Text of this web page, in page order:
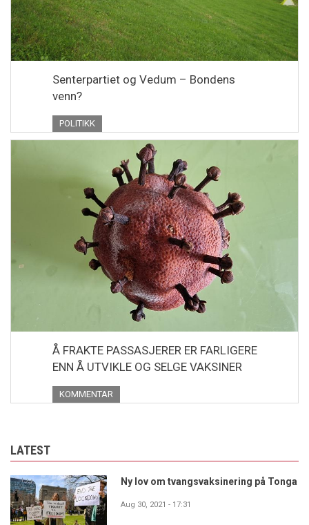
Senterpartiet og Vedum – Bondens
venn?
POLITIKK
Å FRAKTE PASSASJERER ER FARLIGERE
ENN Å UTVIKLE OG SELGE VAKSINER
KOMMENTAR
LATEST
Ny lov om tvangsvaksinering på Tonga
Aug 30, 2021 - 17:31